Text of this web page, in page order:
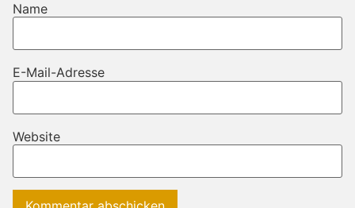
Name
E-Mail-Adresse
Website